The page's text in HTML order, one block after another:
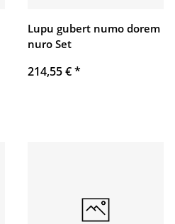
Lupu gubert numo dorem
nuro Set
214,55 €*